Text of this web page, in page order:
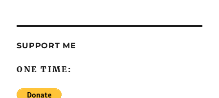
SUPPORT ME
ONE TIME: